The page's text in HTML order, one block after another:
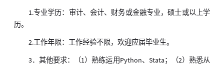
1.专业学历：审计、会计、财务或金融专业，硕士或以上学
历。
2.工作年限：工作经验不限，欢迎应届毕业生。
3．其他要求：（1）熟练运用Python、Stata；（2）熟悉从